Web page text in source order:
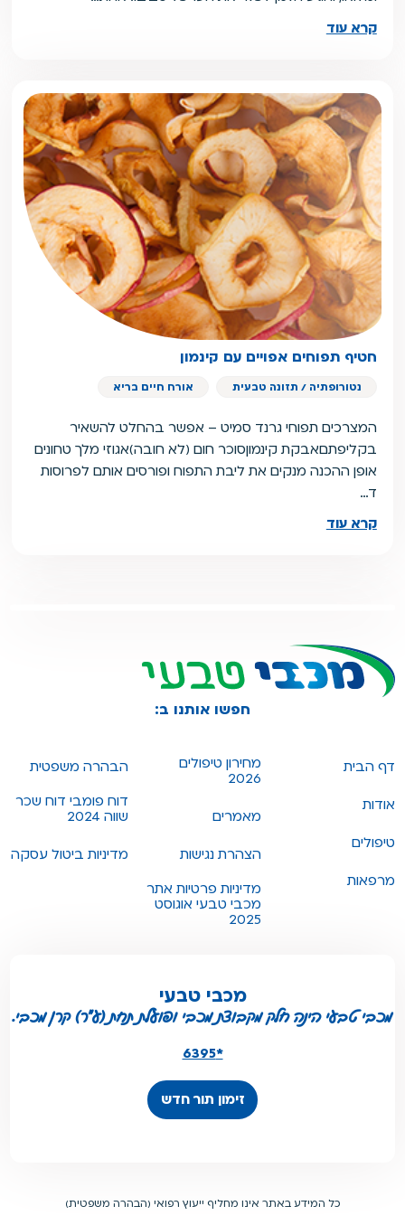
קרא עוד
חטיף תפוחים אפויים עם קינמון
נטורופתיה / תזונה טבעית אורח חיים בריא
המצרכים תפוחי גרנד סמיט – אפשר בהחלט להשאיר
בקליפתםאבקת קינמוןסוכר חום (לא חובה)אגוזי מלך טחונים
אופן ההכנה מנקים את ליבת התפוח ופורסים אותם לפרוסות
ד…
קרא עוד
חפשו אותנו ב:
דף הבית
אודות
טיפולים
מרפאות
מחירון טיפולים
2026
מאמרים
הצהרת נגישות
מדיניות פרטיות אתר
מכבי טבעי אוגוסט
2025
הבהרה משפטית
דוח פומבי דוח שכר
שווה 2024
מדיניות ביטול עסקה
מכבי טבעי
מכבי טבעי הינה חלק מקבוצת מכבי ופועלת תחת (ע"ר) קרן מכבי.
*6395
זימון תור חדש
כל המידע באתר אינו מחליף ייעוץ רפואי (הבהרה משפטית)